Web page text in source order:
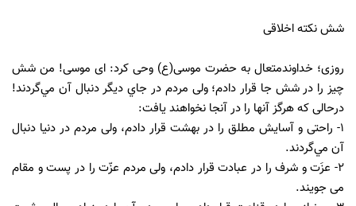
شش نكته اخلاقی
روزی؛ خداوندمتعال به حضرت موسی(ع) وحی كرد: ای موسی! من شش
چيز را در شش جا قرار دادم؛ ولی مردم در جاي ديگر دنبال آن مي‌گردند!
درحالی که هرگز آنها را در آنجا نخواهند يافت:
١- راحتی و آسایش مطلق را در بهشت قرار دادم، ولی مردم در دنيا دنبال
آن مي‌گردند.
٢- ع‍زَت و شرف را در عبادت قرار دادم، ولی مردم عزّت را در پست و مقام
می جويند.